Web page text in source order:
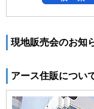
現地販売会のお知
アース住販につい